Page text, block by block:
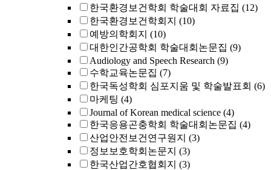
한국환경보건학회 학술대회 자료집 (12)
한국환경보건학회지 (10)
예방의학회지 (10)
대한인간공학회 학술대회논문집 (9)
Audiology and Speech Research (9)
수학교육논문집 (7)
한국독성학회 심포지움 및 학술발표회 (6)
마케팅 (4)
Journal of Korean medical science (4)
한국응용곤충학회 학술대회논문집 (4)
산업안전보건연구원지 (3)
정보보호학회논문지 (3)
한국산업간호협회지 (3)